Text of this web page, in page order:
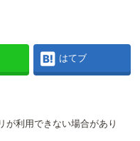
はてブ
利用できない場合があり